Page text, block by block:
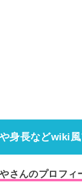
身長などwiki
さんのプロフィ